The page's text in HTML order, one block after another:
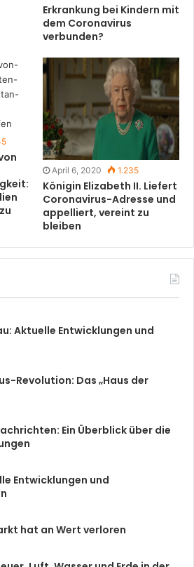
Erkrankung bei Kindern mit
dem Coronavirus
verbunden?
April 6, 2020 1.235
Königin Elizabeth II. Liefert
Coronavirus-Adresse und
appelliert, vereint zu
bleiben
Aktuelle Entwicklungen und
Revolution: Das „Haus der
Ein Überblick über die
Entwicklungen und
hat an Wert verloren